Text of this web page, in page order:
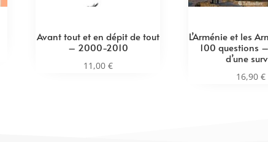
Avant tout et en dépit de tout
– 2000-2010
11,00 €
L’Arménie et les
100 questions
d’une
16,90 €